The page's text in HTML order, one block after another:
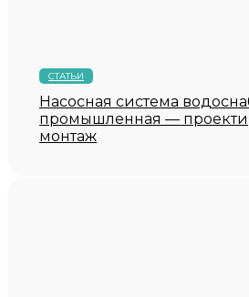
СТАТЬИ
Насосная система
промышленная —
монтаж